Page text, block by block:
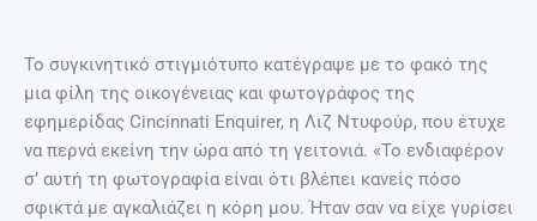
Το συγκινητικό στιγμιότυπο κατέγραψε με το φακό της
μια φίλη της οικογένειας και φωτογράφος της
εφημερίδας Cincinnati Enquirer, η Λιζ Ντυφούρ, που έτυχε
να περνά εκείνη την ώρα από τη γειτονιά. «Το ενδιαφέρον
σ’ αυτή τη φωτογραφία είναι ότι βλέπει κανείς πόσο
σφικτά με αγκαλιάζει η κόρη μου. Ήταν σαν να είχε γυρίσει